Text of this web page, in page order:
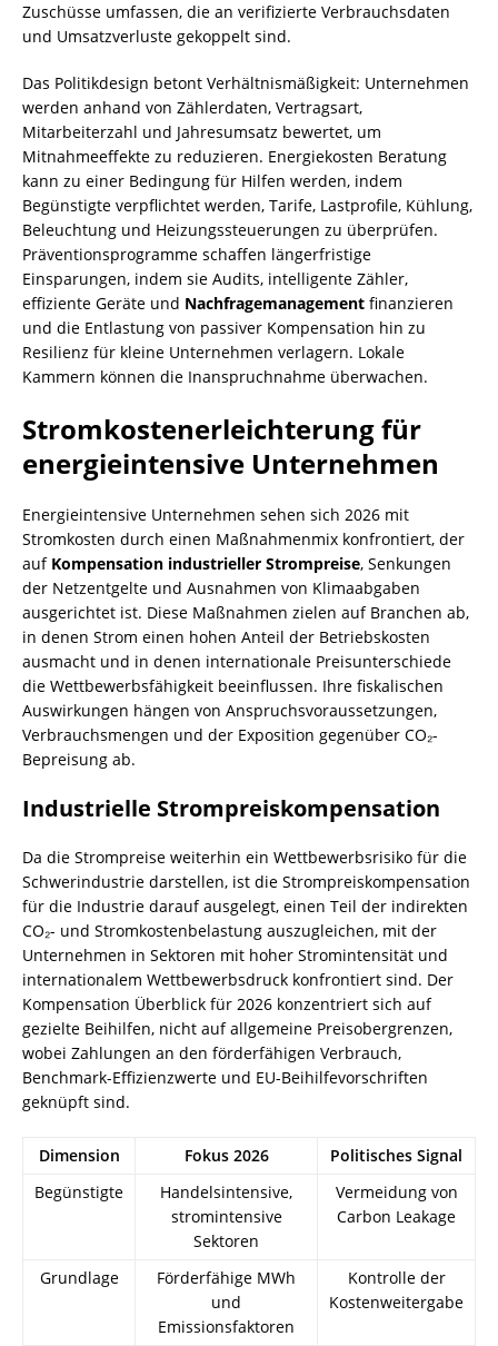
Zuschüsse umfassen, die an verifizierte Verbrauchsdaten
und Umsatzverluste gekoppelt sind.
Das Politikdesign betont Verhältnismäßigkeit: Unternehmen
werden anhand von Zählerdaten, Vertragsart,
Mitarbeiterzahl und Jahresumsatz bewertet, um
Mitnahmeeffekte zu reduzieren. Energiekosten Beratung
kann zu einer Bedingung für Hilfen werden, indem
Begünstigte verpflichtet werden, Tarife, Lastprofile, Kühlung,
Beleuchtung und Heizungssteuerungen zu überprüfen.
Präventionsprogramme schaffen längerfristige
Einsparungen, indem sie Audits, intelligente Zähler,
effiziente Geräte und Nachfragemanagement finanzieren
und die Entlastung von passiver Kompensation hin zu
Resilienz für kleine Unternehmen verlagern. Lokale
Kammern können die Inanspruchnahme überwachen.
Stromkostenerleichterung für
energieintensive Unternehmen
Energieintensive Unternehmen sehen sich 2026 mit
Stromkosten durch einen Maßnahmenmix konfrontiert, der
auf Kompensation industrieller Strompreise, Senkungen
der Netzentgelte und Ausnahmen von Klimaabgaben
ausgerichtet ist. Diese Maßnahmen zielen auf Branchen ab,
in denen Strom einen hohen Anteil der Betriebskosten
ausmacht und in denen internationale Preisunterschiede
die Wettbewerbsfähigkeit beeinflussen. Ihre fiskalischen
Auswirkungen hängen von Anspruchsvoraussetzungen,
Verbrauchsmengen und der Exposition gegenüber CO₂-
Bepreisung ab.
Industrielle Strompreiskompensation
Da die Strompreise weiterhin ein Wettbewerbsrisiko für die
Schwerindustrie darstellen, ist die Strompreiskompensation
für die Industrie darauf ausgelegt, einen Teil der indirekten
CO₂- und Stromkostenbelastung auszugleichen, mit der
Unternehmen in Sektoren mit hoher Stromintensität und
internationalem Wettbewerbsdruck konfrontiert sind. Der
Kompensation Überblick für 2026 konzentriert sich auf
gezielte Beihilfen, nicht auf allgemeine Preisobergrenzen,
wobei Zahlungen an den förderfähigen Verbrauch,
Benchmark-Effizienzwerte und EU-Beihilfevorschriften
geknüpft sind.
Dimension Fokus 2026
Politisches Signal
Begünstigte
Handelsintensive,
stromintensive
Sektoren
Vermeidung von
Carbon Leakage
Grundlage
Förderfähige MWh
und
Emissionsfaktoren
Kontrolle der
Kostenweitergabe